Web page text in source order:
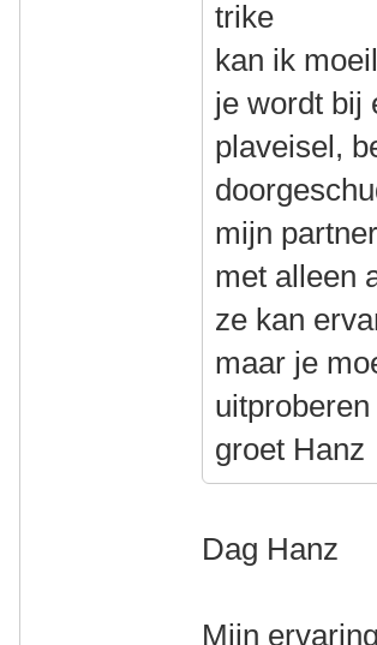
trike
kan ik
je wordt bij
plaveisel,
mijn
met alleen
ze kan
maar je
uitproberen
groet Hanz
Dag Hanz
Mijn